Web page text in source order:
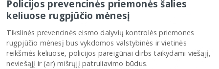
Policijos prevencinės priemonės šalies
keliuose rugpjūčio mėnesį
Tikslinės prevencinės eismo dalyvių kontrolės priemones
rugpjūčio mėnesį bus vykdomos valstybinės ir vietinės
reikšmės keliuose, policijos pareigūnai dirbs taikydami viešąjį,
neviešąjį ir (ar) mišrųjį patruliavimo būdus.